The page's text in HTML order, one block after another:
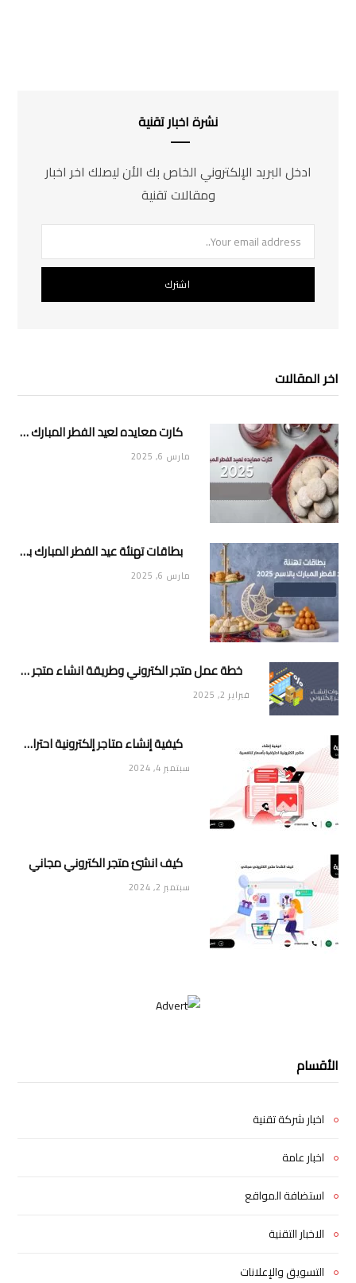
نشرة اخبار تقنية
ادخل البريد الإلكتروني الخاص بك الأن ليصلك اخر اخبار
ومقالات تقنية
اخر المقالات
كارت معايده لعيد الفطر المبارك 2025
مارس 6, 2025
بطاقات تهنئة عيد الفطر المبارك بالاسم 2025
مارس 6, 2025
خطة عمل متجر الكتروني وطريقة انشاء متجر خاص ناجح ومميز
فبراير 2, 2025
كيفية إنشاء متاجر إلكترونية احترافية بأسعار تنافسية
سبتمبر 4, 2024
كيف انشئ متجر الكتروني مجاني
سبتمبر 2, 2024
الأقسام
اخبار شركة تقنية
اخبار عامة
استضافة المواقع
الاخبار التقنية
التسويق والإعلانات